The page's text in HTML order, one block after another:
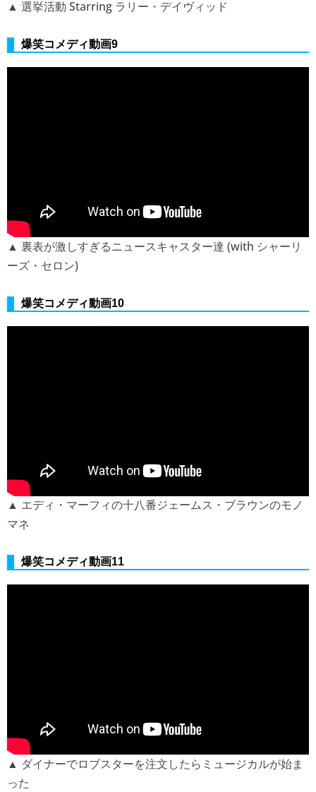
▲ 選挙活動 Starring ラリー・デイヴィッド
爆笑コメディ動画9
▲ 裏表が激しすぎるニュースキャスター達 (with シャーリ
ーズ・セロン)
爆笑コメディ動画10
▲ エディ・マーフィの十八番ジェームス・ブラウンのモノ
マネ
爆笑コメディ動画11
▲ ダイナーでロブスターを注文したらミュージカルが始ま
った